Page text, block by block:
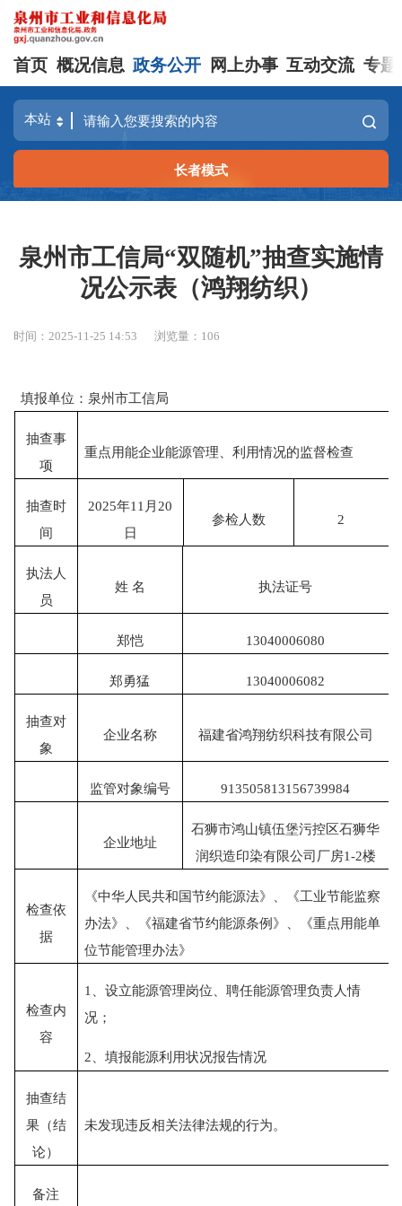
首页 概况信息 政务公开 网上办事 互动交流 专题
长者模式
泉州市工信局“双随机”抽查实施情
况公示表（鸿翔纺织）
时间：2025-11-25 14:53 浏览量： 106
填报单位：泉州市工信局
抽查事
项
重点用能企业能源管理、利用情况的监督检查
抽查时
间
2025年11 月 20
日
参检人数 2
执法人
员
姓 名 执法证号
郑恺 13040006080
郑勇猛 13040006082
抽查对
象
企业名称 福建省鸿翔纺织科技有限公司
监管对象编号 913505813156739984
企业地址
石狮市鸿山镇伍堡污控区石狮华
润织造印染有限公司厂房1-2楼
检查依
据
《中华人民共和国节约能源法》、《工业节能监察
办法》、《福建省节约能源条例》、《重点用能单
位节能管理办法》
检查内
容
1、 设立能源管理岗位、聘任能源管理负责人情
况；
2、 填报能源利用状况报告情况
抽查结
果（结
论）
未发现违反相关法律法规的行为。
备注